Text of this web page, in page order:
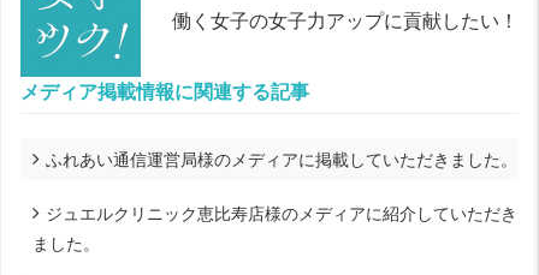
働く女子の女子力アップに貢献したい！
メディア掲載情報に関連する記事
ふれあい通信運営局様のメディアに掲載していただきました。
ジュエルクリニック恵比寿店様のメディアに紹介していただき
ました。